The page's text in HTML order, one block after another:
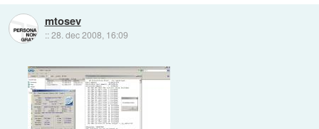
mtosev
::28. dec 2008, 16:09